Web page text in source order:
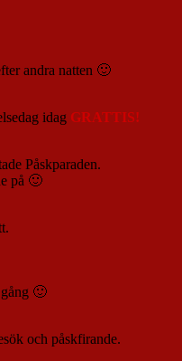
andra natten 🙂
idag GRATTIS!
Påskparaden.
på 🙂
🙂
och påskfirande.